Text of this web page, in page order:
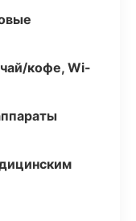
кофе, Wi-